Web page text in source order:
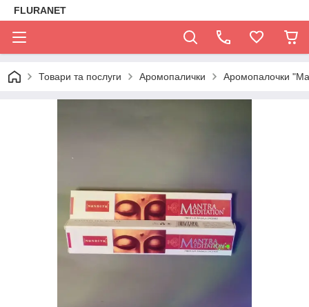
FLURANET
Товари та послуги Аромопалички Аромопалочки